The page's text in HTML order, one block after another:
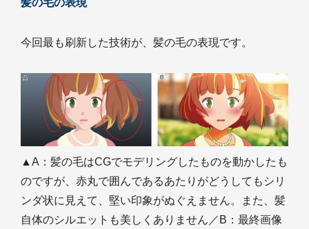
髪の毛の表現
今回最も刷新した技術が、髪の毛の表現です。
▲A：髪の毛はCGでモデリングしたものを動かしたも
のですが、赤丸で囲んであるあたりがどうしてもシリ
ンダ状に見えて、堅い印象がぬぐえません。また、髪
自体のシルエットも美しくありません／B：最終画像